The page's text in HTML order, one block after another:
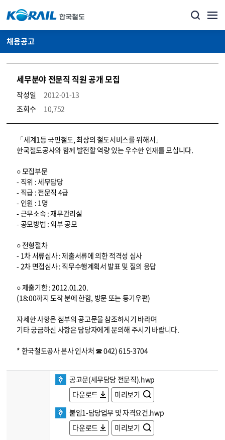
채용공고
세무분야 전문직 직원 공개 모집
작성일
2012-01-13
조회수
10,752
코레일소개_경영공시_채용공고 상세보기 – 내용, 파일, 담당자 연락처로 구성
「세계1등 국민철도, 최상의 철도서비스를 위해서」
한국철도공사와 함께 발전할 역량 있는 우수한 인재를 모십니다.
○ 모집부문
- 직위 : 세무담당
- 직급 : 전문직 4급
- 인원 : 1명
- 근무소속 : 재무관리실
- 공모방법 : 외부 공모
○ 전형절차
- 1차 서류심사 : 제출서류에 의한 적격성 심사
- 2차 면접심사 : 직무수행계획서 발표 및 질의 응답
○ 제출기한 : 2012.01.20.
(18:00까지 도착 분에 한함, 방문 또는 등기우편)
자세한 사항은 첨부의 공고문을 참조하시기 바라며
기타 궁금하신 사항은 담당자에게 문의해 주시기 바랍니다.
* 한국철도공사 본사 인사처 ☎ 042) 615-3704
공고문(세무담당 전문직).hwp
다운로드
미리보기
붙임1-담당업무 및 자격요건.hwp
다운로드
미리보기